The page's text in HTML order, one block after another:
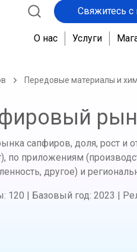
Свяжитесь с
О нас Услуги
Передовые материалы и
сапфиров, доля, рост и
по приложениям
другое) и
: 120 Базовый год: 2023